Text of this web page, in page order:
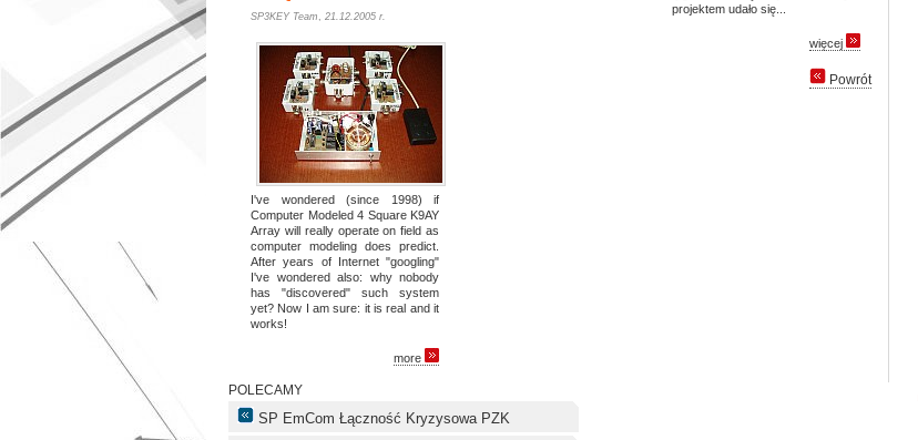
SP3KEY Team , 21.12.2005 r.
I've wondered (since 1998) if
Computer Modeled 4 Square K9AY
Array will really operate on field as
computer modeling does predict.
After years of Internet "googling"
I've wondered also: why nobody
has "discovered" such system
yet? Now I am sure: it is real and it
works!
more
projektem udało się...
więcej
Powrót
POLECAMY
SP EmCom Łączność Kryzysowa PZK